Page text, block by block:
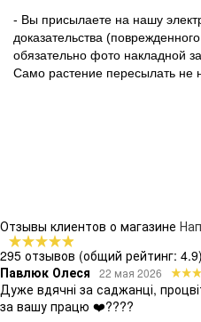
- Вы присылаете на нашу
доказательства
обязательно фото накладной
Само растение пересылать не
Отзывы клиентов о магазине
295 отзывов (общий рейтинг: 4.9)
Павлюк Олеся
22 мая 2026
Дуже вдячні за саджанці,
за вашу працю ❤️????